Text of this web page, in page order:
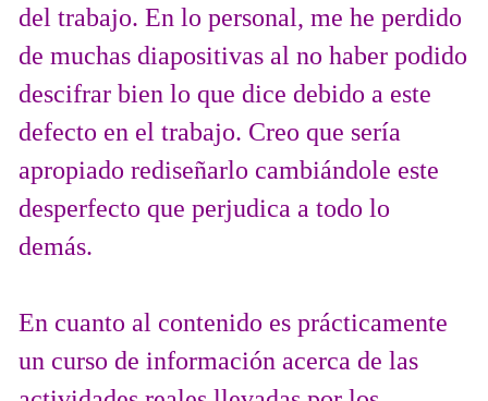
del trabajo. En lo personal, me he perdido
de muchas diapositivas al no haber podido
descifrar bien lo que dice debido a este
defecto en el trabajo. Creo que sería
apropiado rediseñarlo cambiándole este
desperfecto que perjudica a todo lo
demás.
En cuanto al contenido es prácticamente
un curso de información acerca de las